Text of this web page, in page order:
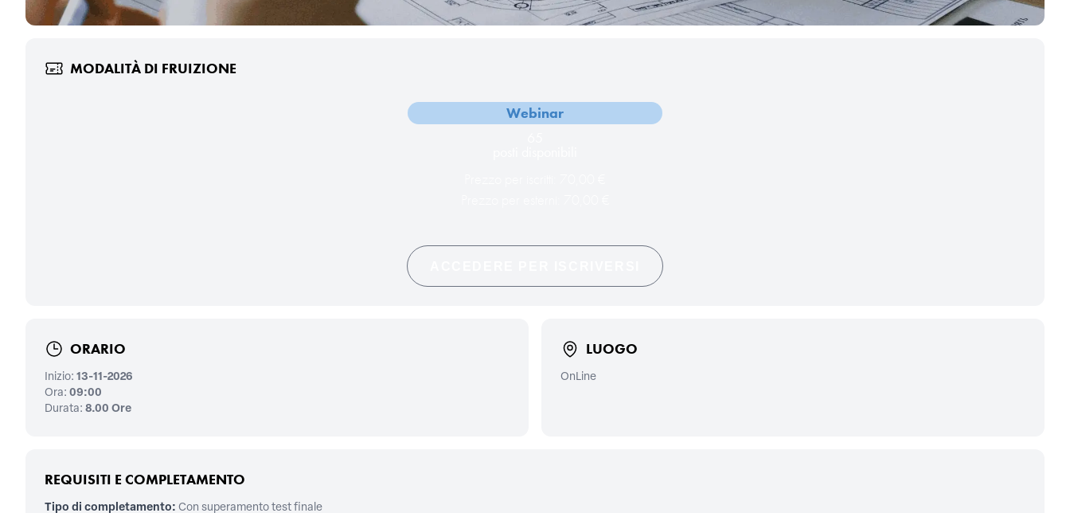
MODALITÀ DI FRUIZIONE
Webinar
ORARIO
Inizio: 13-11-2026
Ora: 09:00
Durata: 8.00 Ore
LUOGO
OnLine
REQUISITI E COMPLETAMENTO
Tipo di completamento: Con superamento test finale